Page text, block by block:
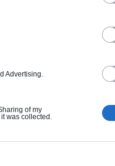
Advertising.
of my
was collected.
bois
en
inclut le gros
(cuisine,